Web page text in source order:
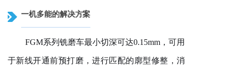
一机多能的解决方案
FGM系列铣磨车最小切深可达0.15mm，可用
于新线开通前预打磨，进行匹配的廓型修整，消